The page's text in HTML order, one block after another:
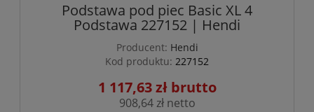
Podstawa pod piec Basic XL 4
Podstawa 227152 | Hendi
Producent: Hendi
Kod produktu: 227152
1 117,63 zł
908,64 zł